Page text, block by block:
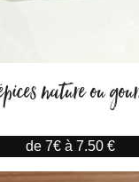
nature ou
de 7€ à 7.50 €